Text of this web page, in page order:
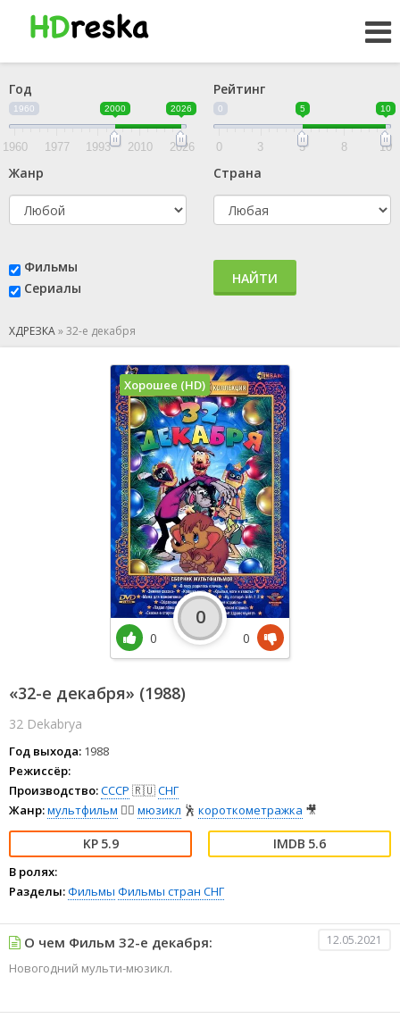
Год
1960 2000 2026
1960 1977 1993 2010 2026
Рейтинг
0 5 10
0 3 5 8 10
Жанр Страна
Фильмы
Сериалы
НАЙТИ
ХДРЕЗКА»32-е декабря
«32-е декабря» (1988)
32 Dekabrya
Год выхода: 1988
Режиссёр:
Производство:СССР 🇷🇺СНГ
Жанр:мультфильм 🧚‍♀️ мюзикл 🕺 короткометражка 🎥
5.9 5.6
В ролях:
Разделы:Фильмы Фильмы стран СНГ
Хорошее (HD)
0
0
0
О чем Фильм 32-е декабря: 12.05.2021
Новогодний мульти-мюзикл.